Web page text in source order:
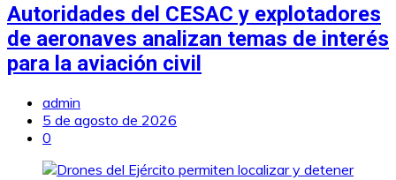
Autoridades del CESAC y explotadores
de aeronaves analizan temas de interés
para la aviación civil
admin
5 de agosto de 2026
0